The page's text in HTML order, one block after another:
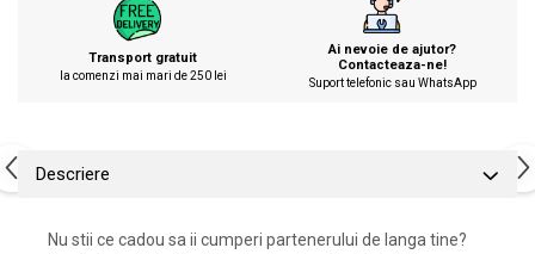
Transport gratuit
la comenzi mai mari de 250 lei
Ai nevoie de ajutor?
Contacteaza-ne!
Suport telefonic sau WhatsApp
Descriere
Nu stii ce cadou sa ii cumperi partenerului de langa tine?